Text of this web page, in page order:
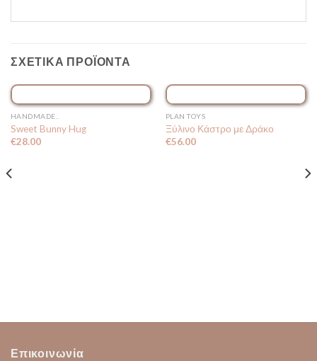
ΣΧΕΤΙΚΆ ΠΡΟΪΌΝΤΑ
HANDMADE..
Sweet Bunny Hug
€28.00
ΕΞΑΝΤΛΗΜΈΝΟ
PLAN TOYS
Ξύλινο Κάστρο με Δράκο
€56.00
Επικοινωνία